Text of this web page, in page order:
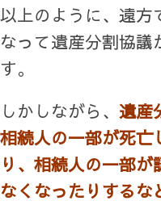
以上のように、遠方
なって遺産分割協議
す。
しかしながら、 遺産
相続人の一部が死亡
り、相続人の一部
なくなったりするな